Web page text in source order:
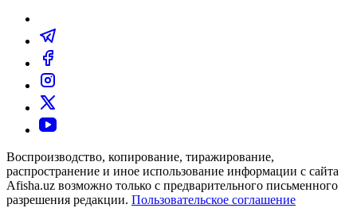
Воспроизводство, копирование, тиражирование,
распространение и иное использование информации с сайта
Afisha.uz возможно только с предварительного письменного
разрешения редакции. Пользовательское соглашение